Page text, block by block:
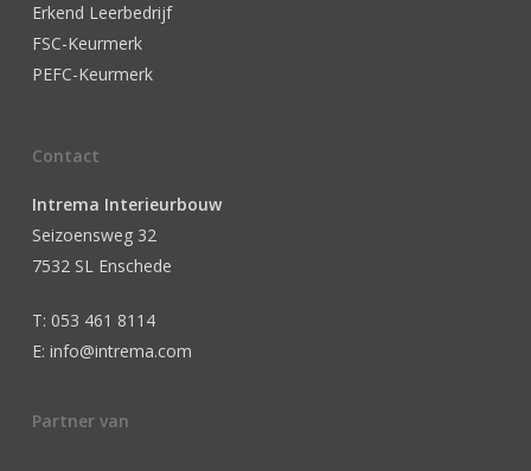
Erkend Leerbedrijf
FSC-Keurmerk
PEFC-Keurmerk
Contact
Intrema Interieurbouw
Seizoensweg 32
7532 SL Enschede
T: 053 461 8114
E: info@intrema.com
Partner van